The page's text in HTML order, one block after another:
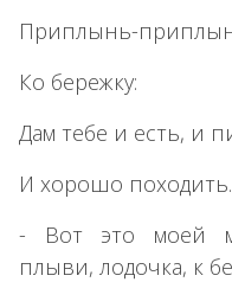
Приплынь-
Ко бережку:
Дам тебе и есть, и
И хорошо походить.
- Вот это моей
плыви, лодочка, к